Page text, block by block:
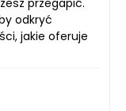
odkryć
jakie oferuje